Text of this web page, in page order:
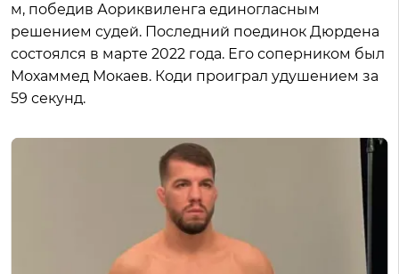
м, победив Аориквиленга единогласным
решением судей. Последний поединок Дюрдена
состоялся в марте 2022 года. Его соперником был
Мохаммед Мокаев. Коди проиграл удушением за
59 секунд.